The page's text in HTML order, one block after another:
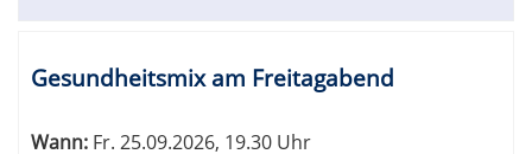
Gesundheitsmix am Freitagabend
Wann: Fr. 25.09.2026, 19.30 Uhr